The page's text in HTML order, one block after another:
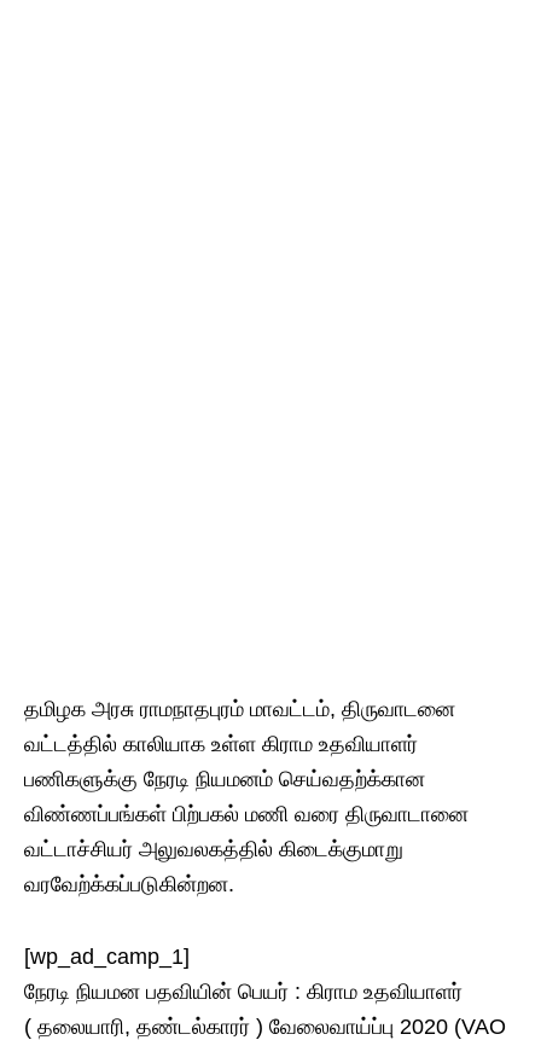
தமிழக​ அரசு ராமநாதபுரம் மாவட்டம், திருவாடனை
வட்டத்தில் காலியாக​ உள்ள கிராம​ உதவியாளர்
பணிகளுக்கு நேரடி நியமனம் செய்வதற்க்கான​
விண்ணப்பங்கள் பிற்பகல் மணி வரை திருவாடானை
வட்டாச்சியர் அலுவலகத்தில் கிடைக்குமாறு
வரவேற்க்கப்படுகின்றன.
[wp_ad_camp_1]
நேரடி நியமன பதவியின் பெயர் : கிராம​ உதவியாளர்
( தலையாரி, தண்டல்காரர் ) வேலைவாய்ப்பு 2020 (VAO